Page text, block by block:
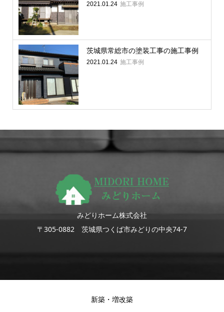
2021.01.24 施工事例
茨城県常総市の塗装工事の施工事例
2021.01.24 施工事例
みどりホーム株式会社
〒305-0882 茨城県つくば市みどりの中央74-7
新築・増改築